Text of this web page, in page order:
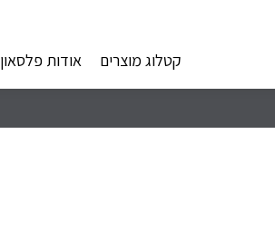
קטלוג מוצרים
אודות פלסאון